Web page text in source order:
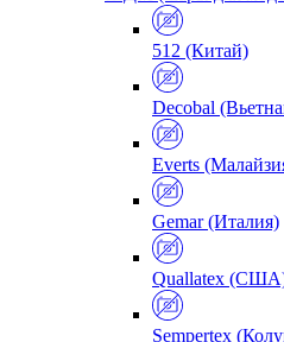
512 (Китай)
Decobal
Everts
Gemar (Италия)
Quallatex
Sempertex